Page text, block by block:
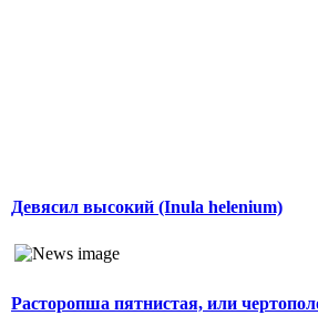
Девясил высокий (Inula helenium)
Расторопша пятнистая, или